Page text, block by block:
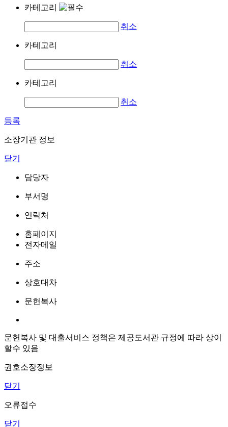
카테고리
취소
카테고리
취소
카테고리
취소
등록
소장기관 정보
닫기
담당자
부서명
연락처
홈페이지
전자메일
주소
상호대차
문헌복사
문헌복사 및 대출서비스 정책은 제공도서관 규정에 따라 상이
할수 있음
권호소장정보
닫기
오류접수
닫기